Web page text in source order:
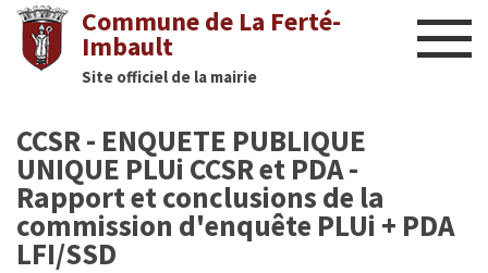
Commune de La Ferté-
Imbault
Site officiel de la mairie
Actualités
Nous contacter
CCSR - ENQUETE PUBLIQUE
UNIQUE PLUi CCSR et PDA -
Rapport et conclusions de la
commission d'enquête PLUi + PDA
LFI/SSD